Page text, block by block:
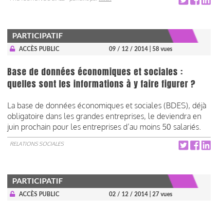
PARTICIPATIF
ACCÈS PUBLIC 09 / 12 / 2014 | 58 vues
Base de données économiques et sociales :
quelles sont les informations à y faire figurer ?
La base de données économiques et sociales (BDES), déjà
obligatoire dans les grandes entreprises, le deviendra en
juin prochain pour les entreprises d’au moins 50 salariés.
RELATIONS SOCIALES
PARTICIPATIF
ACCÈS PUBLIC 02 / 12 / 2014 | 27 vues